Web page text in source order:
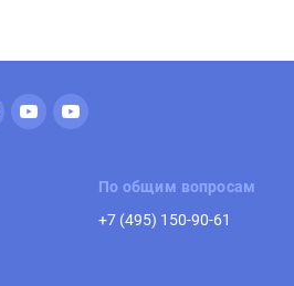
По общим вопросам
+7 (495) 150-90-61